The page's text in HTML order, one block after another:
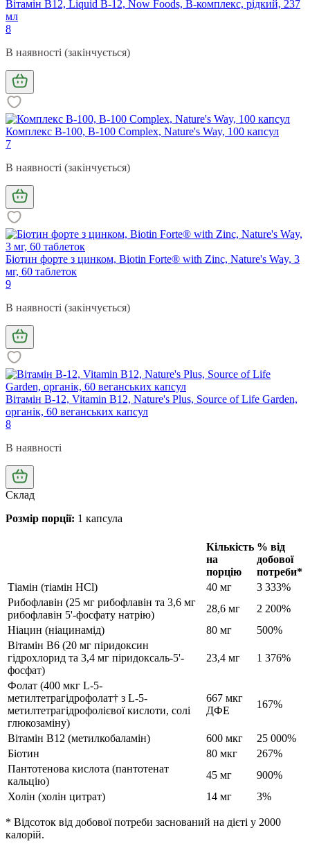
Вітамін В12, Liquid B-12, Now Foods, B-комплекс, рідкий, 237
мл
8
В наявності (закінчується)
Комплекс B-100, B-100 Complex, Nature's Way, 100 капсул
7
В наявності (закінчується)
Біотин форте з цинком, Biotin Forte® with Zinc, Nature's Way, 3
мг, 60 таблеток
9
В наявності (закінчується)
Вітамін В-12, Vitamin B12, Nature's Plus, Source of Life Garden,
органік, 60 веганських капсул
8
В наявності
Склад
Розмір порції: 1 капсула
Кількість
на
порцію
% від
добової
потреби*
Тіамін (тіамін HCl)
40 мг
3 333%
Рибофлавін (25 мг рибофлавін та 3,6 мг
рибофлавін 5'-фосфату натрію)
28,6 мг
2 200%
Ніацин (ніацинамід)
80 мг
500%
Вітамін B6 (20 мг піридоксин
гідрохлорид та 3,4 мг піридоксаль-5'-
фосфат)
23,4 мг 1 376%
Фолат (400 мкг L-5-
метилтетрагідрофолат† з L-5-
метилтетрагідрофолієвої кислоти, солі
глюкозаміну)
667 мкг
ДФЕ
167%
Вітамін B12 (метилкобаламін) 600 мкг
25 000%
Біотин
80 мкг
267%
Пантотенова кислота (пантотенат
кальцію)
45 мг
900%
Холін (холін цитрат)
14 мг 3%
* Відсоток від добової потреби заснований на дієті у 2000
калорій.